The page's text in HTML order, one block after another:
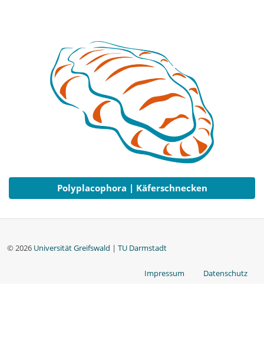
Polyplacophora | Käferschnecken
© 2026 Universität Greifswald | TU Darmstadt
Impressum Datenschutz